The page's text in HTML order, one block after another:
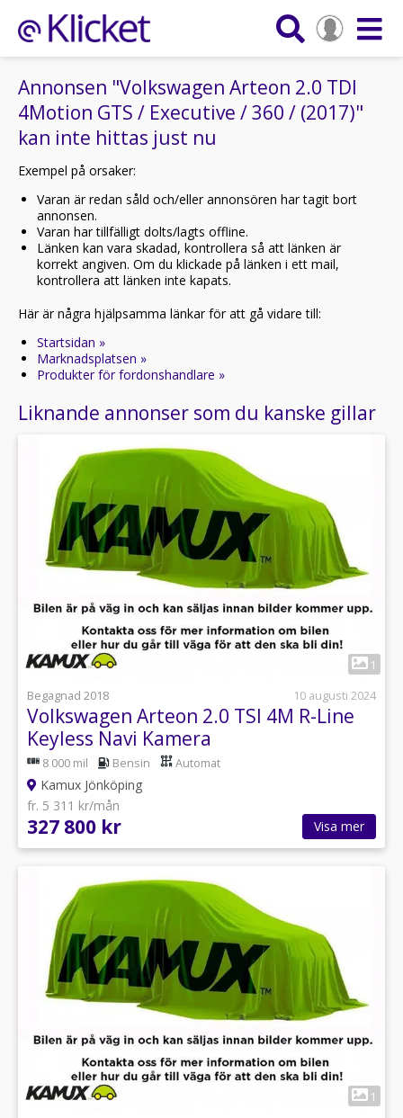
Annonsen "Volkswagen Arteon 2.0 TDI
4Motion GTS / Executive / 360 / (2017)"
kan inte hittas just nu
Exempel på orsaker:
Varan är redan såld och/eller annonsören har tagit bort
annonsen.
Varan har tillfälligt dolts/lagts offline.
Länken kan vara skadad, kontrollera så att länken är
korrekt angiven. Om du klickade på länken i ett mail,
kontrollera att länken inte kapats.
Här är några hjälpsamma länkar för att gå vidare till:
Startsidan »
Marknadsplatsen »
Produkter för fordonshandlare »
Liknande annonser som du kanske gillar
1
Begagnad 2018
10 augusti 2024
Volkswagen Arteon 2.0 TSI 4M R-Line
Keyless Navi Kamera
8 000 mil Bensin Automat
Kamux Jönköping
fr. 5 311 kr/mån
327 800 kr Visa mer
1